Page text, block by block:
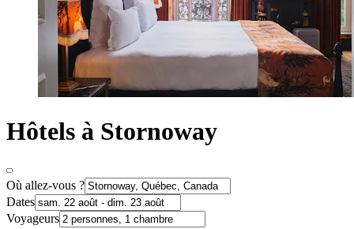
Hôtels à Stornoway
Où allez-vous ?
Dates
Voyageurs